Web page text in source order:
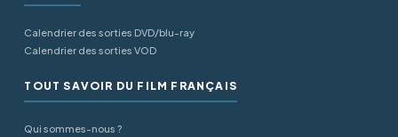
Calendrier des sorties DVD/blu-ray
Calendrier des sorties VOD
TOUT SAVOIR DU FILM FRANÇAIS
Qui sommes-nous ?